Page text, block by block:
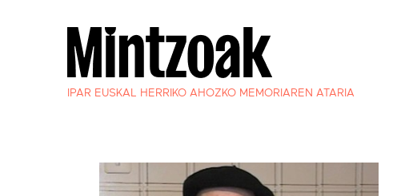
IPAR EUSKAL HERRIKO AHOZKO MEMORIAREN ATARIA